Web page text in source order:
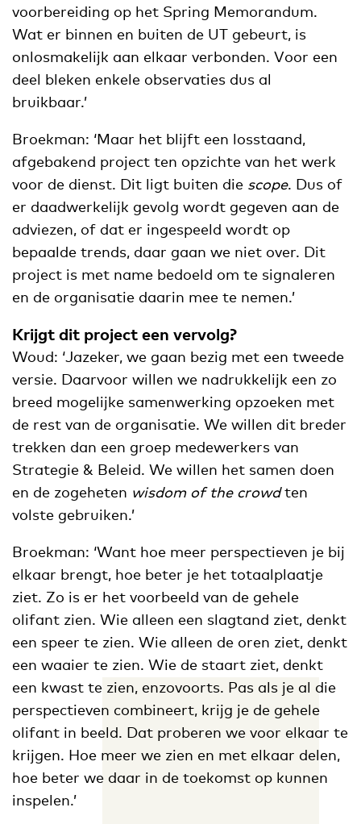
voorbereiding op het Spring Memorandum.
Wat er binnen en buiten de UT gebeurt, is
onlosmakelijk aan elkaar verbonden. Voor een
deel bleken enkele observaties dus al
bruikbaar.’
Broekman: ‘Maar het blijft een losstaand,
afgebakend project ten opzichte van het werk
voor de dienst. Dit ligt buiten die scope. Dus of
er daadwerkelijk gevolg wordt gegeven aan de
adviezen, of dat er ingespeeld wordt op
bepaalde trends, daar gaan we niet over. Dit
project is met name bedoeld om te signaleren
en de organisatie daarin mee te nemen.’
Krijgt dit project een vervolg?
Woud: ‘Jazeker, we gaan bezig met een tweede
versie. Daarvoor willen we nadrukkelijk een zo
breed mogelijke samenwerking opzoeken met
de rest van de organisatie. We willen dit breder
trekken dan een groep medewerkers van
Strategie & Beleid. We willen het samen doen
en de zogeheten wisdom of the crowdten
volste gebruiken.’
Broekman: ‘Want hoe meer perspectieven je bij
elkaar brengt, hoe beter je het totaalplaatje
ziet. Zo is er het voorbeeld van de gehele
olifant zien. Wie alleen een slagtand ziet, denkt
een speer te zien. Wie alleen de oren ziet, denkt
een waaier te zien. Wie de staart ziet, denkt
een kwast te zien, enzovoorts. Pas als je al die
perspectieven combineert, krijg je de gehele
olifant in beeld. Dat proberen we voor elkaar te
krijgen. Hoe meer we zien en met elkaar delen,
hoe beter we daar in de toekomst op kunnen
inspelen.’